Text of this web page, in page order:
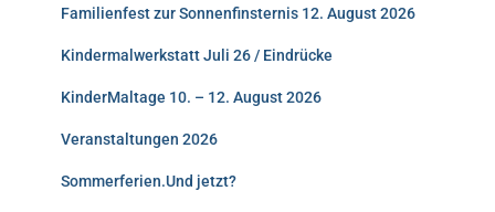
Familienfest zur Sonnenfinsternis 12. August 2026
Kindermalwerkstatt Juli 26 / Eindrücke
KinderMaltage 10. – 12. August 2026
Veranstaltungen 2026
Sommerferien.Und jetzt?